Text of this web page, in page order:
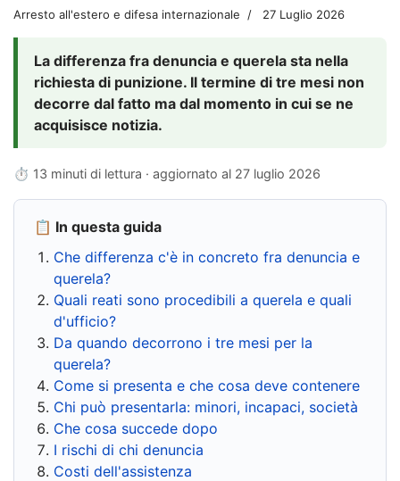
Arresto all'estero e difesa internazionale 27 Luglio 2026
La differenza fra denuncia e querela sta nella
richiesta di punizione. Il termine di tre mesi non
decorre dal fatto ma dal momento in cui se ne
acquisisce notizia.
⏱ 13 minuti di lettura · aggiornato al 27 luglio 2026
📋 In questa guida
Che differenza c'è in concreto fra denuncia e
querela?
Quali reati sono procedibili a querela e quali
d'ufficio?
Da quando decorrono i tre mesi per la
querela?
Come si presenta e che cosa deve contenere
Chi può presentarla: minori, incapaci, società
Che cosa succede dopo
I rischi di chi denuncia
Costi dell'assistenza